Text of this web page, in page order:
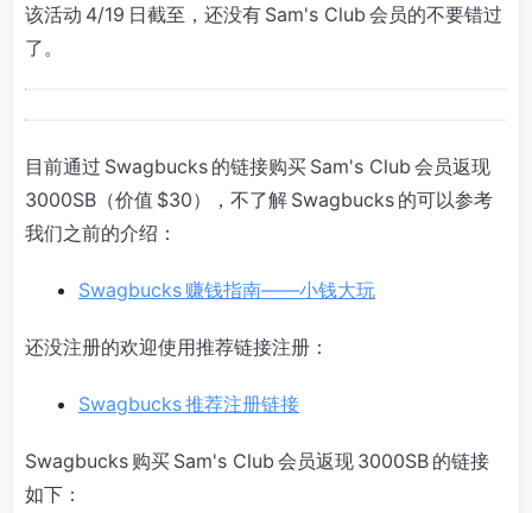
该活动 4/19 日截至，还没有 Sam's Club 会员的不要错过
了。
目前通过 Swagbucks 的链接购买 Sam's Club 会员返现
3000SB（价值 $30），不了解 Swagbucks 的可以参考
我们之前的介绍：
Swagbucks 赚钱指南——小钱大玩
还没注册的欢迎使用推荐链接注册：
Swagbucks 推荐注册链接
Swagbucks 购买 Sam's Club 会员返现 3000SB 的链接
如下：